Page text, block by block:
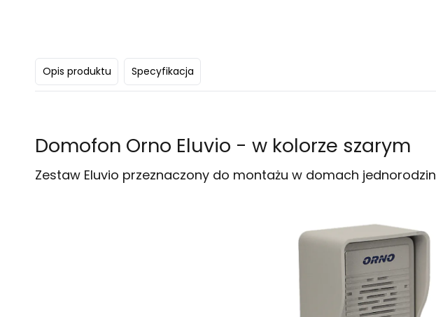
Opis produktu Specyfikacja
Domofon Orno Eluvio - w kolorze szarym
Zestaw Eluvio przeznaczony do montażu w domach